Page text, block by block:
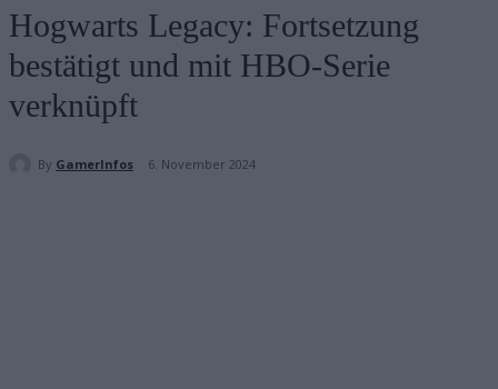
Hogwarts Legacy: Fortsetzung
bestätigt und mit HBO-Serie
verknüpft
By GamerInfos 6. November 2024